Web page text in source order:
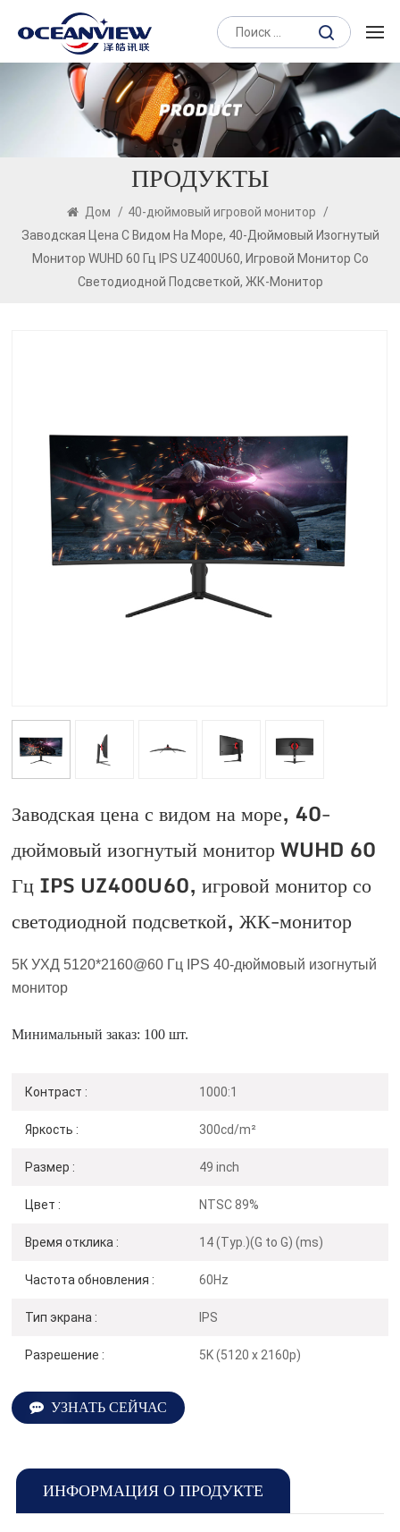
ПРОДУКТЫ
Дом / 40-дюймовый игровой монитор
/
Заводская Цена С Видом На Море, 40-Дюймовый Изогнутый
Монитор WUHD 60 Гц IPS UZ400U60, Игровой Монитор Со
Светодиодной Подсветкой, ЖК-Монитор
Заводская цена с видом на море, 40-
дюймовый изогнутый монитор WUHD 60
Гц IPS UZ400U60, игровой монитор со
светодиодной подсветкой, ЖК-монитор
5К УХД 5120*2160@60 Гц IPS 40-дюймовый изогнутый
монитор
Минимальный заказ: 100 шт.
Контраст : 1000:1
Яркость : 300cd/m²
Размер : 49 inch
Цвет : NTSC 89%
Время отклика : 14 (Typ.)(G to G) (ms)
Частота обновления : 60Hz
Тип экрана : IPS
Разрешение : 5K (5120 x 2160p)
УЗНАТЬ СЕЙЧАС
ИНФОРМАЦИЯ О ПРОДУКТЕ